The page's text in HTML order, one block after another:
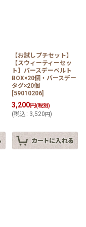
【お試しプチセット】
【スウィーティーセッ
ト】バースデーベルト
BOX×20個・バースデー
タグ×20個
[59010206]
3,200円(税別)
(税込 : 3,520円)